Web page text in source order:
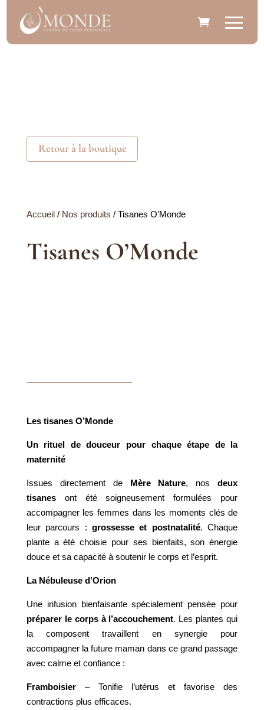
Retour à la boutique
Accueil/ Nos produits / Tisanes O’Monde
Tisanes O’Monde
Les tisanes O’Monde
Un rituel de douceur pour chaque étape de la
maternité
Issues directement de Mère Nature, nosdeux
tisanesont été soigneusement formulées pour
accompagner les femmes dans les moments clés de
leur parcours : grossesse et postnatalité. Chaque
plante a été choisie pour ses bienfaits, son énergie
douce et sa capacité à soutenir le corps et l’esprit.
La Nébuleuse d’Orion
Une infusion bienfaisante spécialement pensée pour
préparer le corps à l’accouchement. Les plantes qui
la composent travaillent en synergie pour
accompagner la future maman dans ce grand passage
avec calme et confiance :
Framboisier– Tonifie l’utérus et favorise des
contractions plus efficaces.